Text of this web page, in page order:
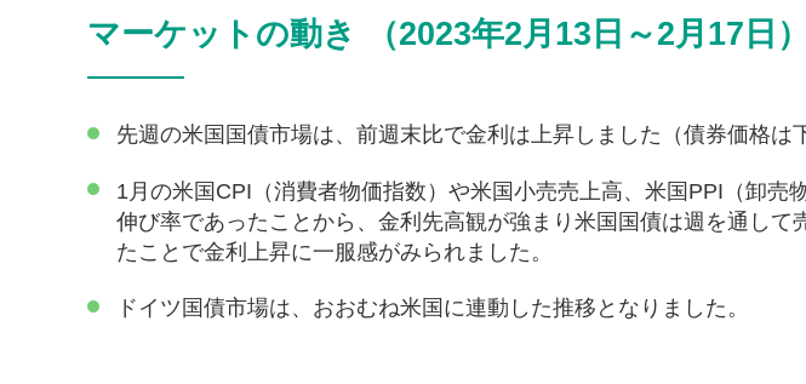
マーケットの動き （2023年2月13日～2月17日）
先週の米国国債市場は、前週末比で金利は上昇しました（債券価格は
1月の米国CPI（消費者物価指数）や米国小売売上高、米国PPI（卸売
伸び率であったことから、金利先高観が強まり米国国債は週を通して
たことで金利上昇に一服感がみられました。
ドイツ国債市場は、おおむね米国に連動した推移となりました。